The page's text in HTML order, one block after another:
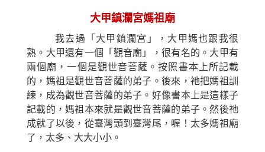
大甲鎮瀾宮媽祖廟
我去過「大甲鎮瀾宮」，大甲媽也跟我很
熟。大甲還有一個「觀音廟」，很有名的。大甲有
兩個廟，一個是觀世音菩薩。按照書本上所記載
的，媽祖是觀世音菩薩的弟子。後來，祂把媽祖訓
練，成為觀世音菩薩的弟子。好像書本上是這樣子
記載的，媽祖本來就是觀世音菩薩的弟子。然後祂
成就了以後，從臺灣頭到臺灣尾，喔！太多媽祖廟
了，太多、大大小小。